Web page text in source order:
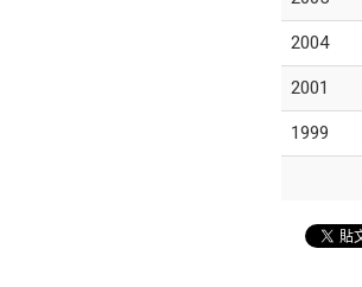
2004
2001
1999